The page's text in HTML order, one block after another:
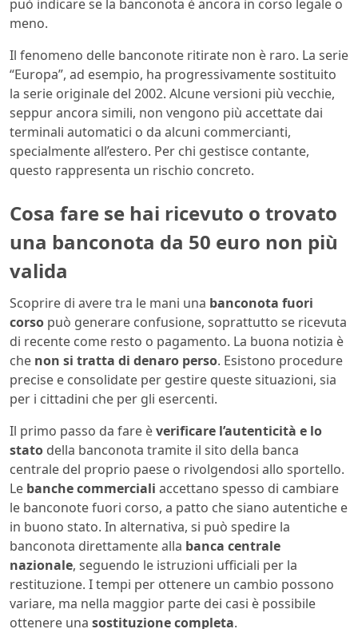
può indicare se la banconota è ancora in corso legale o
meno.
Il fenomeno delle banconote ritirate non è raro. La serie
“Europa”, ad esempio, ha progressivamente sostituito
la serie originale del 2002. Alcune versioni più vecchie,
seppur ancora simili, non vengono più accettate dai
terminali automatici o da alcuni commercianti,
specialmente all’estero. Per chi gestisce contante,
questo rappresenta un rischio concreto.
Cosa fare se hai ricevuto o trovato
una banconota da 50 euro non più
valida
Scoprire di avere tra le mani una banconota fuori
corso può generare confusione, soprattutto se ricevuta
di recente come resto o pagamento. La buona notizia è
che non si tratta di denaro perso. Esistono procedure
precise e consolidate per gestire queste situazioni, sia
per i cittadini che per gli esercenti.
Il primo passo da fare èverificare l’autenticità e lo
stato della banconota tramite il sito della banca
centrale del proprio paese o rivolgendosi allo sportello.
Le banche commerciali accettano spesso di cambiare
le banconote fuori corso, a patto che siano autentiche e
in buono stato. In alternativa, si può spedire la
banconota direttamente alla banca centrale
nazionale, seguendo le istruzioni ufficiali per la
restituzione. I tempi per ottenere un cambio possono
variare, ma nella maggior parte dei casi è possibile
ottenere una sostituzione completa.